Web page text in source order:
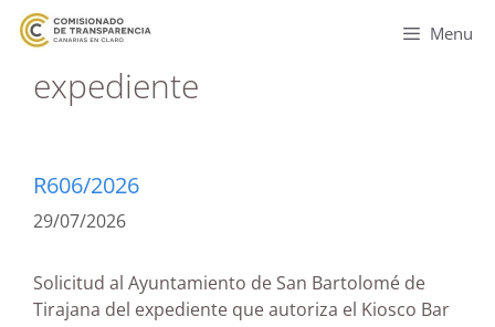
Menu
expediente
R606/2026
29/07/2026
Solicitud al Ayuntamiento de San Bartolomé de
Tirajana del expediente que autoriza el Kiosco Bar